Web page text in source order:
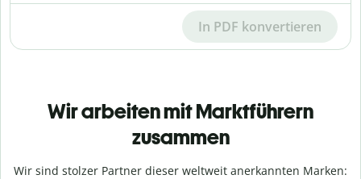
In PDF konvertieren
Wir arbeiten mit Marktführern
zusammen
Wir sind stolzer Partner dieser weltweit anerkannten Marken: